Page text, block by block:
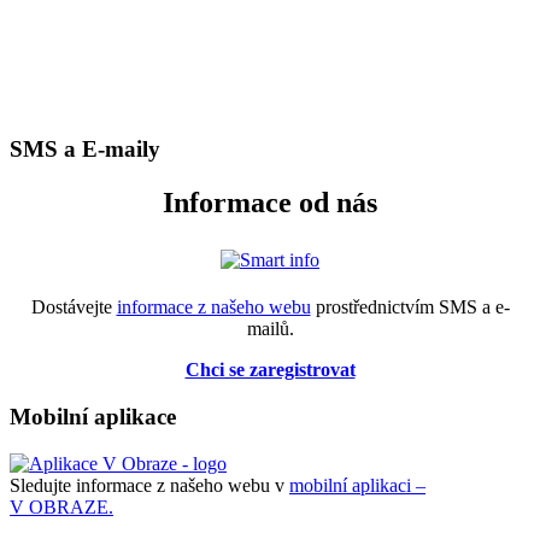
SMS a E-maily
Informace od nás
Dostávejte informace z našeho webu prostřednictvím SMS a e-
mailů.
Chci se zaregistrovat
Mobilní aplikace
Sledujte informace z našeho webu v mobilní aplikaci –
V OBRAZE.